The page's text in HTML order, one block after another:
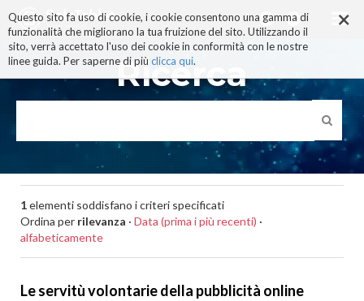
×
Questo sito fa uso di cookie, i cookie consentono una gamma di
funzionalità che migliorano la tua fruizione del sito. Utilizzando il
sito, verrà accettato l'uso dei cookie in conformità con le nostre
linee guida. Per saperne di più clicca qui.
ai
contenuti.
|
alla
navigazione
Ricerca
1elementi soddisfano i criteri specificati
Ordina per rilevanza · Data (prima i più recenti) ·
alfabeticamente
Le servitù volontarie della pubblicità online